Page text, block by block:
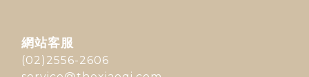
網站客服
(02)2556-2606